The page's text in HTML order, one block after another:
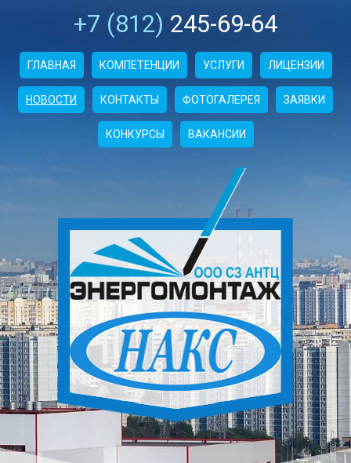
+7 (812) 245-69-64
ГЛАВНАЯ КОМПЕТЕНЦИИ УСЛУГИ ЛИЦЕНЗИИ
НОВОСТИ КОНТАКТЫ ФОТОГАЛЕРЕЯ ЗАЯВКИ
КОНКУРСЫ ВАКАНСИИ